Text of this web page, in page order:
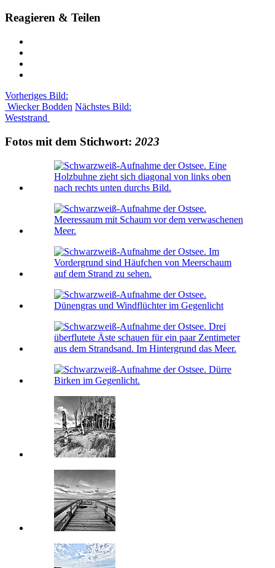
Reagieren & Teilen
Vorheriges Bild:
Wiecker Bodden Nächstes Bild:
Weststrand
Fotos mit dem Stichwort: 2023